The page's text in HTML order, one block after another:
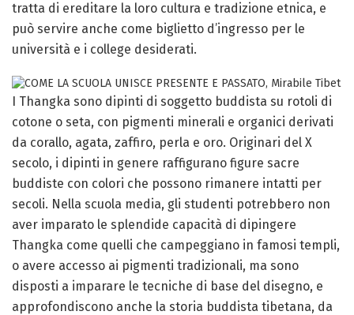
tratta di ereditare la loro cultura e tradizione etnica, e
può servire anche come biglietto d’ingresso per le
università e i college desiderati.
I Thangka sono dipinti di soggetto buddista su rotoli di
cotone o seta, con pigmenti minerali e organici derivati
da corallo, agata, zaffiro, perla e oro. Originari del X
secolo, i dipinti in genere raffigurano figure sacre
buddiste con colori che possono rimanere intatti per
secoli. Nella scuola media, gli studenti potrebbero non
aver imparato le splendide capacità di dipingere
Thangka come quelli che campeggiano in famosi templi,
o avere accesso ai pigmenti tradizionali, ma sono
disposti a imparare le tecniche di base del disegno, e
approfondiscono anche la storia buddista tibetana, da